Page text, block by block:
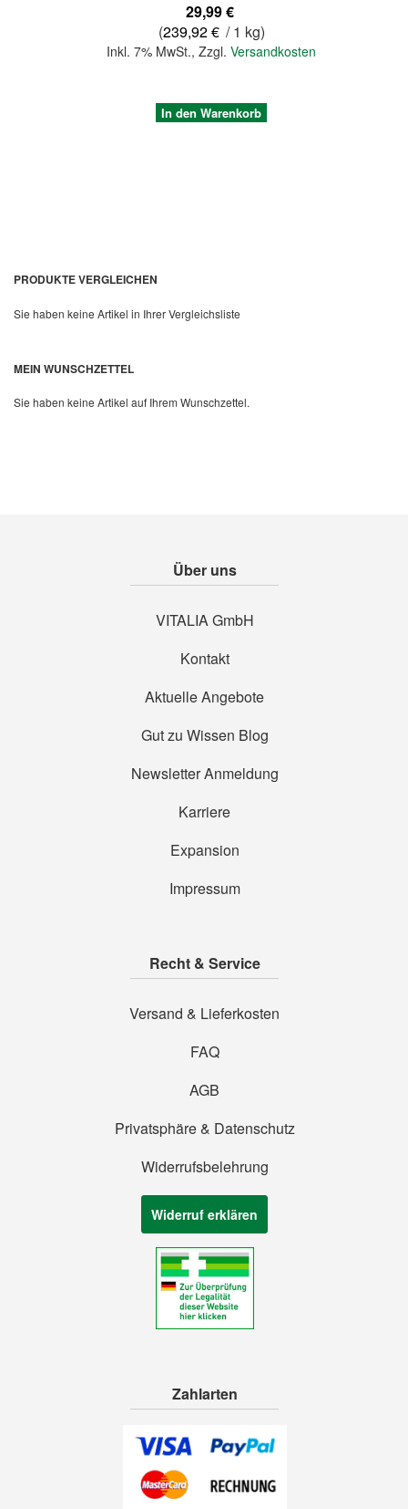
29,99 €
(239,92 € / 1 kg)
Inkl. 7% MwSt.,Zzgl.Versandkosten
Quickview
In den Warenkorb
PRODUKTE VERGLEICHEN
Sie haben keine Artikel in Ihrer Vergleichsliste
MEIN WUNSCHZETTEL
Sie haben keine Artikel auf Ihrem Wunschzettel.
Über uns
VITALIA GmbH
Kontakt
Aktuelle Angebote
Gut zu Wissen Blog
Newsletter Anmeldung
Karriere
Expansion
Impressum
Recht & Service
Versand & Lieferkosten
FAQ
AGB
Privatsphäre & Datenschutz
Widerrufsbelehrung
Widerruf erklären
Zahlarten